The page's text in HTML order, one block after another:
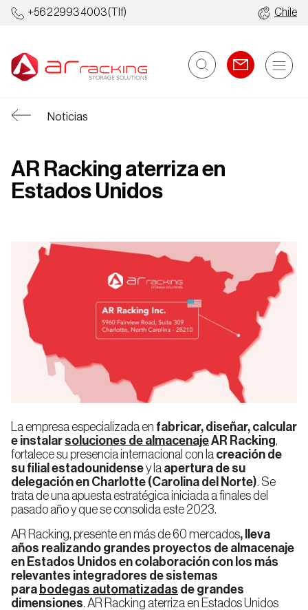
+56 2 2993 4003(Tlf) Chile
Industriales
Racks
para
Rack
Selectivo
Rack
de
Pasillo
Estrecho
(VNA)
Racks
Automatizados
Racks
Automatizados
Pallets
Racks
o
Bodegas
Automatizadas
Racks
Automatizados
de
Picking
Y Bebidas
Automoción
Logística,
Transporte
o 3PL
E-
Commerce
Farmacia
y
Cosmética
Industria
Manufacturera
Empresa Calidad
Sostenibilidad
Ingeniería
antisísmica
Noticias Blog
Noticias
AR Racking aterriza en
Estados Unidos
La empresa especializada en fabricar, diseñar, calcular
e instalar soluciones de almacenajeAR Racking,
fortalece su presencia internacional con la creación de
su filial estadounidensey la apertura de su
delegación en Charlotte (Carolina del Norte). Se
trata de una apuesta estratégica iniciada a finales del
pasado año y que se consolida este 2023.
AR Racking, presente en más de 60 mercados, lleva
años realizando grandes proyectos de almacenaje
en Estados Unidos en colaboración con los más
relevantes integradores de sistemas
para bodegas automatizadas de grandes
dimensiones. AR Racking aterriza en Estados Unidos